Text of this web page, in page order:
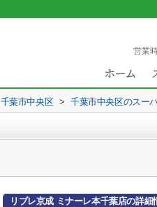
営業
千葉市中央区 > 千葉市中央区のスー
リブレ京成 ミナーレ本千葉店の詳細